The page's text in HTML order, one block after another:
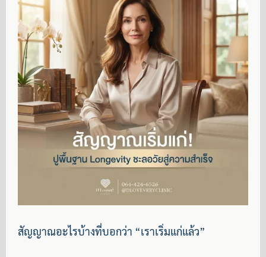
สัญญาณอะไรบ้างที่บอกว่า “เราเริ่มแก่แล้ว”